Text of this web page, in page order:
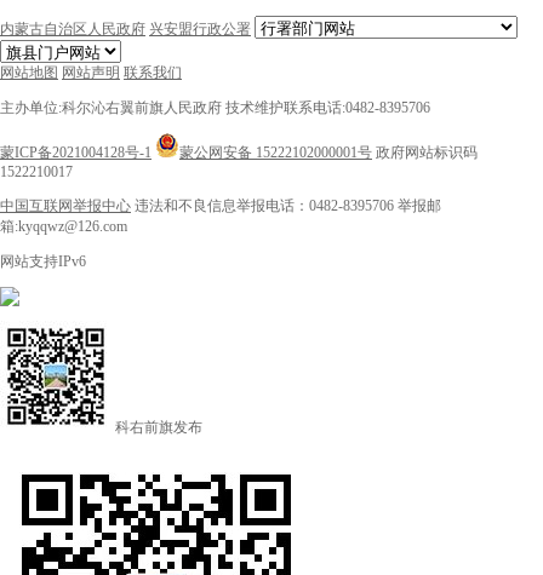
内蒙古自治区人民政府 兴安盟行政公署
网站地图 网站声明 联系我们
主办单位:科尔沁右翼前旗人民政府 技术维护联系电话:0482-8395706
蒙ICP备2021004128号-1 蒙公网安备 15222102000001号 政府网站标识码
1522210017
中国互联网举报中心 违法和不良信息举报电话：0482-8395706 举报邮
箱:kyqqwz@126.com
网站支持IPv6
科右前旗发布